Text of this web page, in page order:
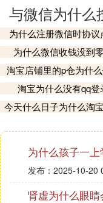
与微信为什么
为什么注册微信时协议
为什么微信收钱没到
淘宝店铺里的p仓为什
淘宝为什么没有qq登
今天什么日子为什么淘
为什么孩子一上
发布：2025-10-20
肾虚为什么眼睛